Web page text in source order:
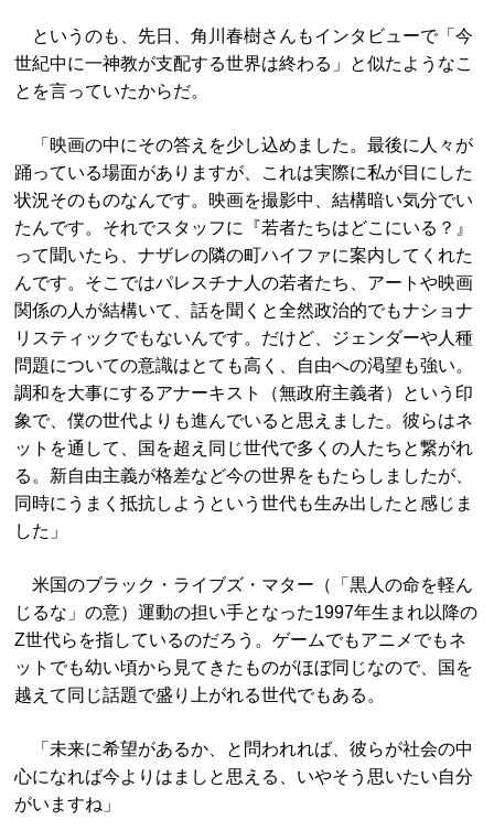
というのも、先日、角川春樹さんもインタビューで「今
世紀中に一神教が支配する世界は終わる」と似たようなこ
とを言っていたからだ。
「映画の中にその答えを少し込めました。最後に人々が
踊っている場面がありますが、これは実際に私が目にした
状況そのものなんです。映画を撮影中、結構暗い気分でい
たんです。それでスタッフに『若者たちはどこにいる？』
って聞いたら、ナザレの隣の町ハイファに案内してくれた
んです。そこではパレスチナ人の若者たち、アートや映画
関係の人が結構いて、話を聞くと全然政治的でもナショナ
リスティックでもないんです。だけど、ジェンダーや人種
問題についての意識はとても高く、自由への渇望も強い。
調和を大事にするアナーキスト（無政府主義者）という印
象で、僕の世代よりも進んでいると思えました。彼らはネ
ットを通して、国を超え同じ世代で多くの人たちと繋がれ
る。新自由主義が格差など今の世界をもたらしましたが、
同時にうまく抵抗しようという世代も生み出したと感じま
した」
米国のブラック・ライブズ・マター（「黒人の命を軽ん
じるな」の意）運動の担い手となった1997年生まれ以降の
Z世代らを指しているのだろう。ゲームでもアニメでもネ
ットでも幼い頃から見てきたものがほぼ同じなので、国を
越えて同じ話題で盛り上がれる世代でもある。
「未来に希望があるか、と問われれば、彼らが社会の中
心になれば今よりはましと思える、いやそう思いたい自分
がいますね」